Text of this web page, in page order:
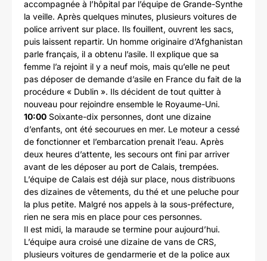
accompagnée à l’hôpital par l’équipe de Grande-Synthe
la veille. Après quelques minutes, plusieurs voitures de
police arrivent sur place. Ils fouillent, ouvrent les sacs,
puis laissent repartir. Un homme originaire d’Afghanistan
parle français, il a obtenu l’asile. Il explique que sa
femme l’a rejoint il y a neuf mois, mais qu’elle ne peut
pas déposer de demande d’asile en France du fait de la
procédure « Dublin ». Ils décident de tout quitter à
nouveau pour rejoindre ensemble le Royaume-Uni.
10:00 Soixante-dix personnes, dont une dizaine
d’enfants, ont été secourues en mer. Le moteur a cessé
de fonctionner et l’embarcation prenait l’eau. Après
deux heures d’attente, les secours ont fini par arriver
avant de les déposer au port de Calais, trempées.
L’équipe de Calais est déjà sur place, nous distribuons
des dizaines de vêtements, du thé et une peluche pour
la plus petite. Malgré nos appels à la sous-préfecture,
rien ne sera mis en place pour ces personnes.
Il est midi, la maraude se termine pour aujourd’hui.
L’équipe aura croisé une dizaine de vans de CRS,
plusieurs voitures de gendarmerie et de la police aux